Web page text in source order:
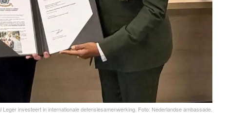
Leger investeert in internationale defensiesamenwerking. Foto: Nederlandse ambassade.